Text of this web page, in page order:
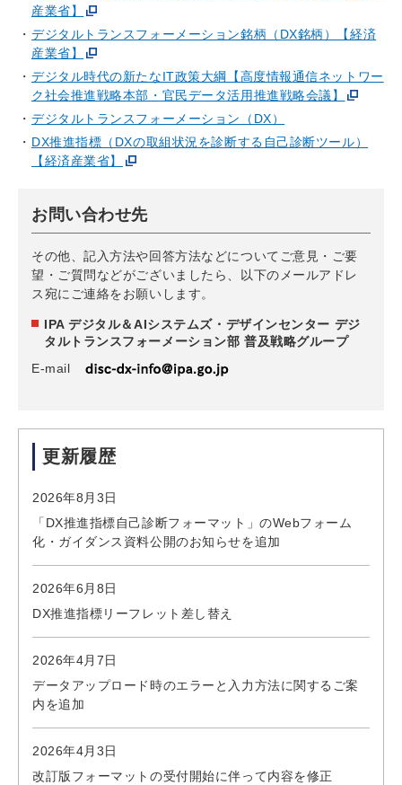
産業省】
デジタルトランスフォーメーション銘柄（DX銘柄）【経済
産業省】
デジタル時代の新たなIT政策大綱【高度情報通信ネットワー
ク社会推進戦略本部・官民データ活用推進戦略会議】
デジタルトランスフォーメーション（DX）
DX推進指標（DXの取組状況を診断する自己診断ツール）
【経済産業省】
お問い合わせ先
その他、記入方法や回答方法などについてご意見・ご要
望・ご質問などがございましたら、以下のメールアドレ
ス宛にご連絡をお願いします。
IPA デジタル＆AIシステムズ・デザインセンター デジ
タルトランスフォーメーション部 普及戦略グループ
E-mail
更新履歴
2026年8月3日
「DX推進指標自己診断フォーマット」のWebフォーム
化・ガイダンス資料公開のお知らせを追加
2026年6月8日
DX推進指標リーフレット差し替え
2026年4月7日
データアップロード時のエラーと入力方法に関するご案
内を追加
2026年4月3日
改訂版フォーマットの受付開始に伴って内容を修正